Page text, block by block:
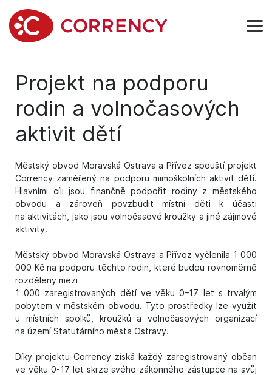
Projekt na podporu
rodin a volnočasových
aktivit dětí
Městský obvod Moravská Ostrava a Přívoz spouští projekt
Corrency zaměřený na podporu mimoškolních aktivit dětí.
Hlavními cíli jsou finančně podpořit rodiny z městského
obvodu a zároveň povzbudit místní děti k účasti
na aktivitách, jako jsou volnočasové kroužky a jiné zájmové
aktivity.
Městský obvod Moravská Ostrava a Přívoz vyčlenila 1 000
000 Kč na podporu těchto rodin, které budou rovnoměrně
rozděleny mezi
1 000 zaregistrovaných dětí ve věku 0–17 let s trvalým
pobytem v městském obvodu. Tyto prostředky lze využít
u místních spolků, kroužků a volnočasových organizací
na území Statutárního města Ostravy.
Díky projektu Corrency získá každý zaregistrovaný občan
ve věku 0-17 let skrze svého zákonného zástupce na svůj